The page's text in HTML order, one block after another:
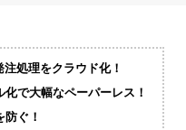
処理をクラウド化！
で大幅なペーパーレス！
ぐ！